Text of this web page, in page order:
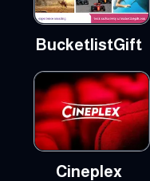
BucketlistGift
Cineplex